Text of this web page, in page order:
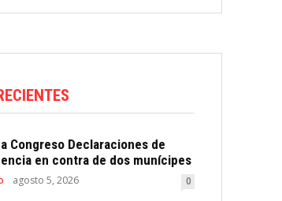
Congreso Declaraciones de
en contra de dos munícipes
agosto 5, 2026 0